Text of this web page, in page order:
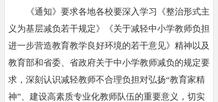
《通知》要求各地各校要深入学习《整治形式主
义为基层减负若干规定》《关于减轻中小学教师负担
进一步营造教育教学良好环境的若干意见》精神以及
教育部和省委、省政府关于中小学教师减负的规定要
求，深刻认识减轻教师不合理负担对弘扬“教育家精
神”、建设高素质专业化教师队伍的重要意义，切实